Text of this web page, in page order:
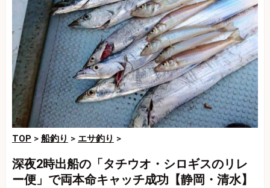
TOP > 船釣り > エサ釣り >
深夜2時出船の「タチウオ・シロギスのリレ
ー便」で両本命キャッチ成功【静岡・清水】